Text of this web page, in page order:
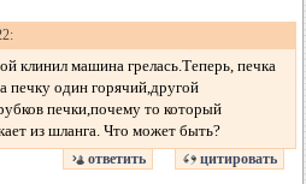
клинил машина грелась.Теперь, печка
печку один горячий,другой
печки,почему то который
из шланга. Что может быть?
ответить цитировать